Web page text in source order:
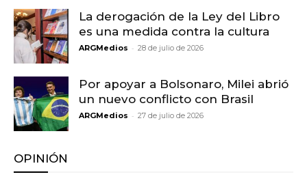
La derogación de la Ley del Libro
es una medida contra la cultura
ARGMedios - 28 de julio de 2026
Por apoyar a Bolsonaro, Milei abrió
un nuevo conflicto con Brasil
ARGMedios - 27 de julio de 2026
OPINIÓN